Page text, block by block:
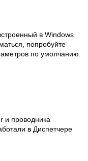
в Windows
попробуйте
по умолчанию.
и проводника
в Диспетчере